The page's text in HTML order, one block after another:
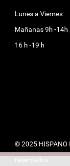
Lunes a Viernes
Mañanas 9h -14h
16 h -19 h
© 2025 HISPANO
reservados.